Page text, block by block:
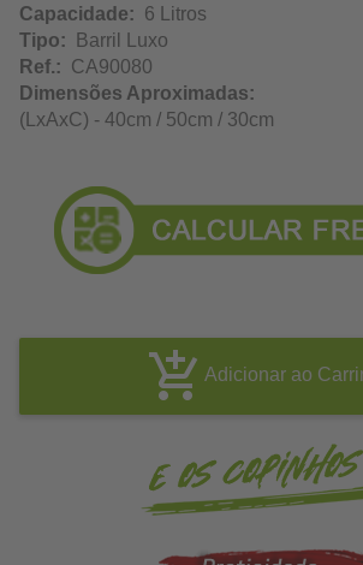
Capacidade: 6 Litros
Tipo: Barril Luxo
Ref.: CA90080
Dimensões Aproximadas:
(LxAxC) - 40cm / 50cm / 30cm
Adicionar ao